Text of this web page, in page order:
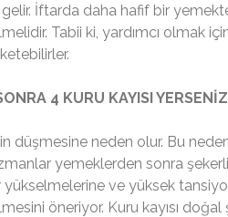
gelir. İftarda daha hafif bir
Tabii ki, yardımcı olmak
4 KURU KAYISI
düşmesine neden olur. Bu
yemeklerden sonra
yükselmelerine ve yüksek
öneriyor. Kuru kayısı